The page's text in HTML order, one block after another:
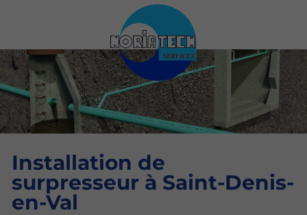
Installation de
surpresseur à Saint-Denis-
en-Val